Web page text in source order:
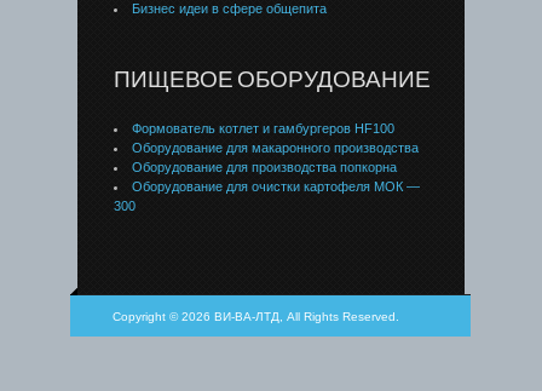
Бизнес идеи в сфере общепита
ПИЩЕВОЕ ОБОРУДОВАНИЕ
Формователь котлет и гамбургеров HF100
Оборудование для макаронного производства
Оборудование для производства попкорна
Оборудование для очистки картофеля МОК —
300
Copyright © 2026 ВИ-ВА-ЛТД, All Rights Reserved.